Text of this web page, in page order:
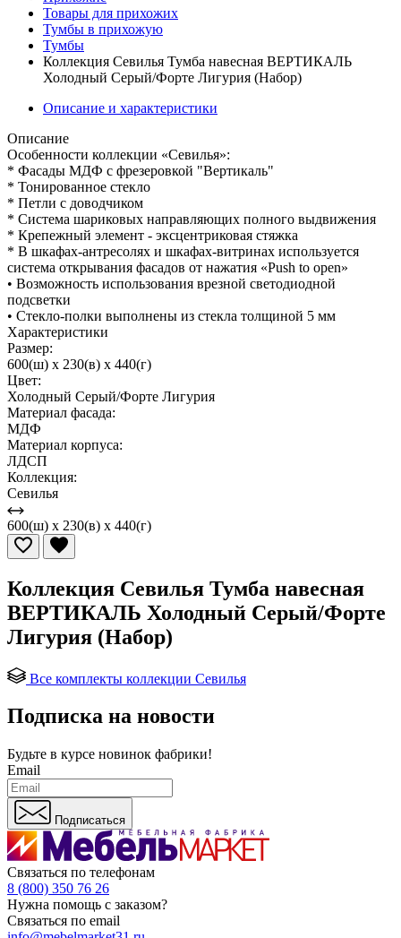
Товары для прихожих
Тумбы в прихожую
Тумбы
Коллекция Севилья Тумба навесная ВЕРТИКАЛЬ
Холодный Серый/Форте Лигурия (Набор)
Описание и характеристики
Описание
Особенности коллекции «Севилья»:
* Фасады МДФ с фрезеровкой "Вертикаль"
* Тонированное стекло
* Петли с доводчиком
* Система шариковых направляющих полного выдвижения
* Крепежный элемент - эксцентриковая стяжка
* В шкафах-антресолях и шкафах-витринах используется
система открывания фасадов от нажатия «Push to open»
• Возможность использования врезной светодиодной
подсветки
• Стекло-полки выполнены из стекла толщиной 5 мм
Характеристики
Размер:
600(ш) x 230(в) x 440(г)
Цвет:
Холодный Серый/Форте Лигурия
Материал фасада:
МДФ
Материал корпуса:
ЛДСП
Коллекция:
Севилья
600(ш) x 230(в) x 440(г)
Коллекция Севилья Тумба навесная
ВЕРТИКАЛЬ Холодный Серый/Форте
Лигурия (Набор)
Все комплекты коллекции Севилья
Подписка на новости
Будьте в курсе новинок фабрики!
Email
Подписаться
Связаться по телефонам
8 (800) 350 76 26
Нужна помощь с заказом?
Связаться по email